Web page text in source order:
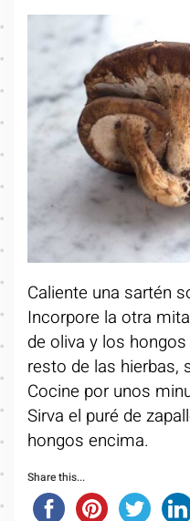
Caliente una sartén
Incorpore la otra
de oliva y los
resto de las hierbas,
Cocine por unos
Sirva el puré de
hongos encima.
Share this...